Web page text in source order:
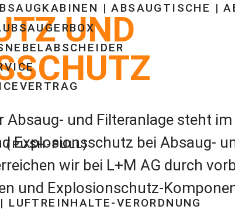
| ABSAUGTISCHE |
(PUSH-PULL)
VERORDNUNG
UND
Absaug- und Filteranlage steht im
Explosionsschutz bei Absaug-
wir bei L+M AG durch
und Explosionschutz-